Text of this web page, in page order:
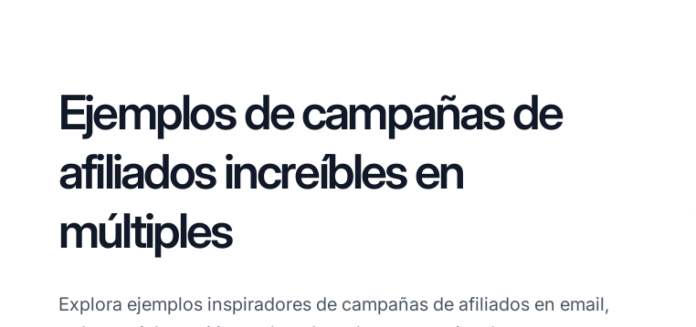
Ejemplos de campañas de
afiliados increíbles en
múltiples
Explora ejemplos inspiradores de campañas de afiliados en email,